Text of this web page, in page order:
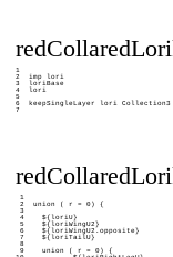
1
2
3
4
5
6
7
imp lori
loriBase
lori
keepSingleLayer lori Collection3
1
2
3
4
5
6
7
8
9
union ( r = 0) {
${loriU}
${loriWingU2}
${loriWingU2.opposite}
${loriTailU}
union ( r = 0) {